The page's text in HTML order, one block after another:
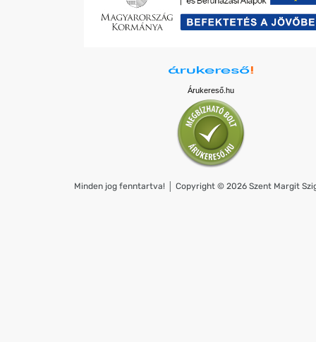
Árukereső.hu
Minden jog fenntartva! │ Copyright © 2026 Szent Margit